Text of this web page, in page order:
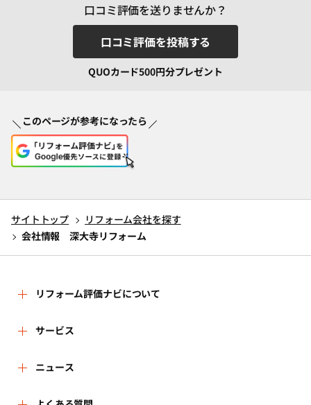
口コミ評価を送りませんか？
口コミ評価を投稿する
QUOカード500円分プレゼント
このページが参考になったら
サイトトップ
リフォーム会社を探す
会社情報 深大寺リフォーム
リフォーム評価ナビについて
リフォーム評価ナビとは
運営体制
サービス
リフォーム会社を探す
ニュース